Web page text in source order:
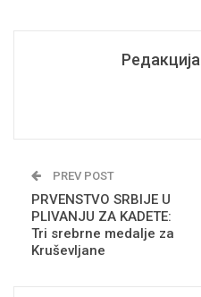
Редакција
PREV POST
PRVENSTVO SRBIJE U
PLIVANJU ZA KADETE:
Tri srebrne medalje za
Kruševljane